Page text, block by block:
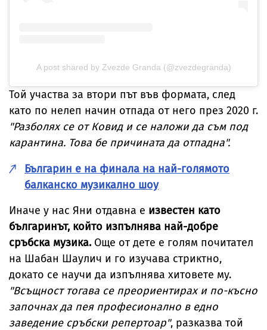
A post shared by Zvezde Granda (@zvezdegranda)
Той участва за втори път във формата, след
като по нелеп начин отпада от него през 2020 г.
"Разболях се от Ковид и се наложи да съм под
карантина. Това бе причината да отпадна".
Българин е на финала на най-голямото
балканско музикално шоу
Иначе у нас Яни отдавна е известен като
българинът, който изпълнява най-добре
сръбска музика.Още от дете е голям почитател
на Шабан Шаулич и го изучава стриктно,
докато се научи да изпълнява хитовете му.
"Всъщност тогава се преориентирах и по-късно
започнах да пея професионално в едно
заведение сръбски репертоар", разказва той